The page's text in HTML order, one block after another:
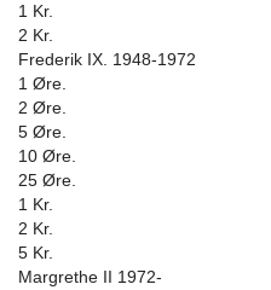
1 Kr.
2 Kr.
Frederik IX. 1948-1972
1 Øre.
2 Øre.
5 Øre.
10 Øre.
25 Øre.
1 Kr.
2 Kr.
5 Kr.
Margrethe II 1972-